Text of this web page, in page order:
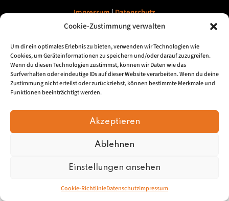
Cookie-Zustimmung verwalten
Um dir ein optimales Erlebnis zu bieten, verwenden wir Technologien wie
Cookies, um Geräteinformationen zu speichern und/oder darauf zuzugreifen.
Wenn du diesen Technologien zustimmst, können wir Daten wie das
Surfverhalten oder eindeutige IDs auf dieser Website verarbeiten. Wenn du deine
Zustimmung nicht erteilst oder zurückziehst, können bestimmte Merkmale und
Funktionen beeinträchtigt werden.
Akzeptieren
Ablehnen
Einstellungen ansehen
Cookie-RichtlinieDatenschutzImpressum
Impressum|Datenschutz